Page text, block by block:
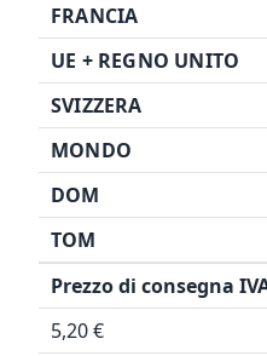
FRANCIA
UE + REGNO UNITO
SVIZZERA
MONDO
DOM
TOM
Prezzo di consegna
5,20 €